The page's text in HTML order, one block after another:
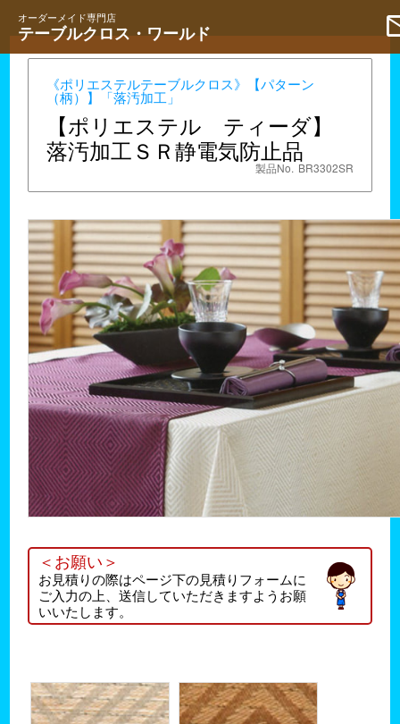
オーダーメイド専門店
テーブルクロス・ワールド
《ポリエステルテーブルクロス》【パターン
（柄）】「落汚加工」
【ポリエステル ティーダ】
落汚加工ＳＲ静電気防止品
製品No. BR3302SR
＜お願い＞
お見積りの際はページ下の見積りフォームに
ご入力の上、送信していただきますようお願
いいたします。